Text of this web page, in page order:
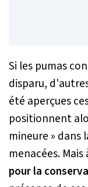
Si les pumas
disparu,
été aperçues
positionnent
mineure » dans
menacées.
pour la